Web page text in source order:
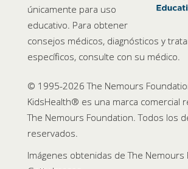
únicamente para uso
educativo. Para obtener
consejos médicos, diagnósticos y
específicos, consulte con su médico.
© 1995-2026 The Nemours
KidsHealth® es una marca comercial
The Nemours Foundation. Todos los
reservados.
Imágenes obtenidas de The Nemours